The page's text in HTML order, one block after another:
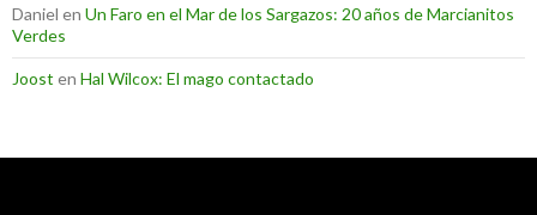
Daniel en Un Faro en el Mar de los Sargazos: 20 años de Marcianitos
Verdes
Joost en Hal Wilcox: El mago contactado